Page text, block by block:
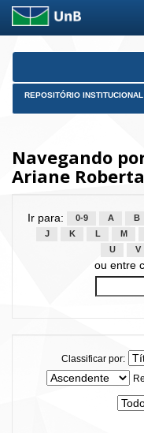
Skip
REPOSITÓRIO
Navegando
Ariane
Ir para: 0-9 A B
J
K L M
U
V
ou entre
Classificar por: